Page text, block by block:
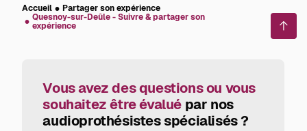
Accueil
Partager son expérience
Quesnoy-sur-Deûle - Suivre & partager son
expérience
en
Vous avez des questions ou vous
souhaitez être évalué par nos
audioprothésistes spécialisés ?